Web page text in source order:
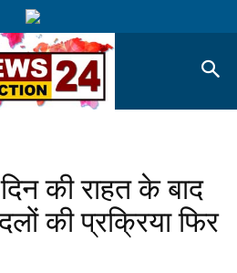
की राहत के बाद
की प्रक्रिया फिर